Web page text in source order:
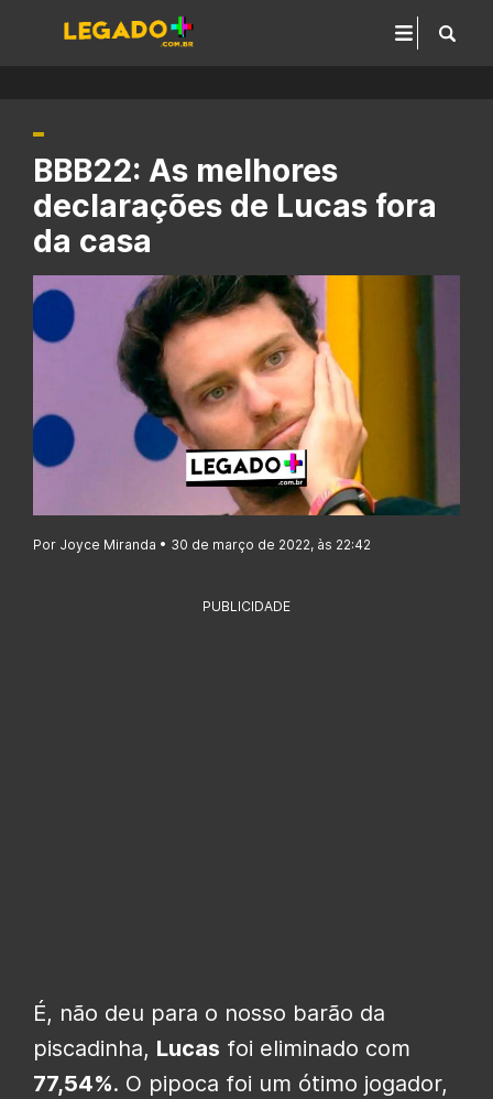
BBB22: As melhores
declarações de Lucas fora
da casa
Por Joyce Miranda • 30 de março de 2022, às 22:42
PUBLICIDADE
É, não deu para o nosso barão da
piscadinha, Lucas foi eliminado com
77,54%. O pipoca foi um ótimo jogador,